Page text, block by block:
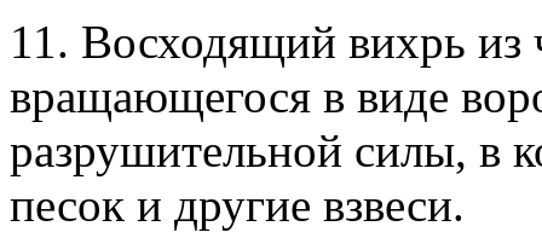
11. Восходящий вихрь из
вращающегося в виде
разрушительной силы, в
песок и другие взвеси.